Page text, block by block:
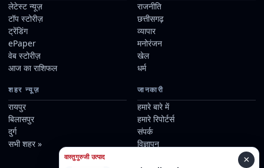
×
वास्तुगुरुजी उत्पाद
लेटेस्ट न्यूज़
टॉप स्टोरीज़
ट्रेंडिंग
ePaper
वेब स्टोरीज़
आज का राशिफल
राजनीति
छत्तीसगढ़
व्यापार
मनोरंजन
खेल
धर्म
शहर न्यूज़
रायपुर
बिलासपुर
दुर्ग
सभी शहर »
जानकारी
हमारे बारे में
हमारे रिपोर्टर्स
संपर्क
विज्ञापन